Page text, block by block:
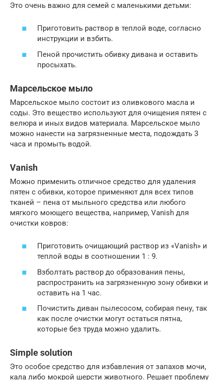
Это очень важно для семей с маленькими детьми:
Приготовить раствор в теплой воде, согласно
инструкции и взбить.
Пеной прочистить обивку дивана и оставить
просыхать.
Марсельское мыло
Марсельское мыло состоит из оливкового масла и
соды. Это вещество используют для очищения пятен с
велюра и иных видов материала. Марсельское мыло
можно нанести на загрязненные места, подождать 3
часа и промыть водой.
Vanish
Можно применить отличное средство для удаления
пятен с обивки, которое применяют для всех типов
тканей – пена от мыльного средства или любого
мягкого моющего вещества, например, Vanish для
очистки ковров:
Приготовить очищающий раствор из «Vanish» и
теплой воды в соотношении 1 : 9.
Взболтать раствор до образования пены,
распространить на загрязненную зону обивки и
оставить на 1 час.
Почистить диван пылесосом, собирая пену, так
как после очистки могут остаться пятна,
которые без труда можно удалить.
Simple solution
Это особое средство для избавления от запахов мочи,
кала либо мокрой шерсти животного. Решает проблему